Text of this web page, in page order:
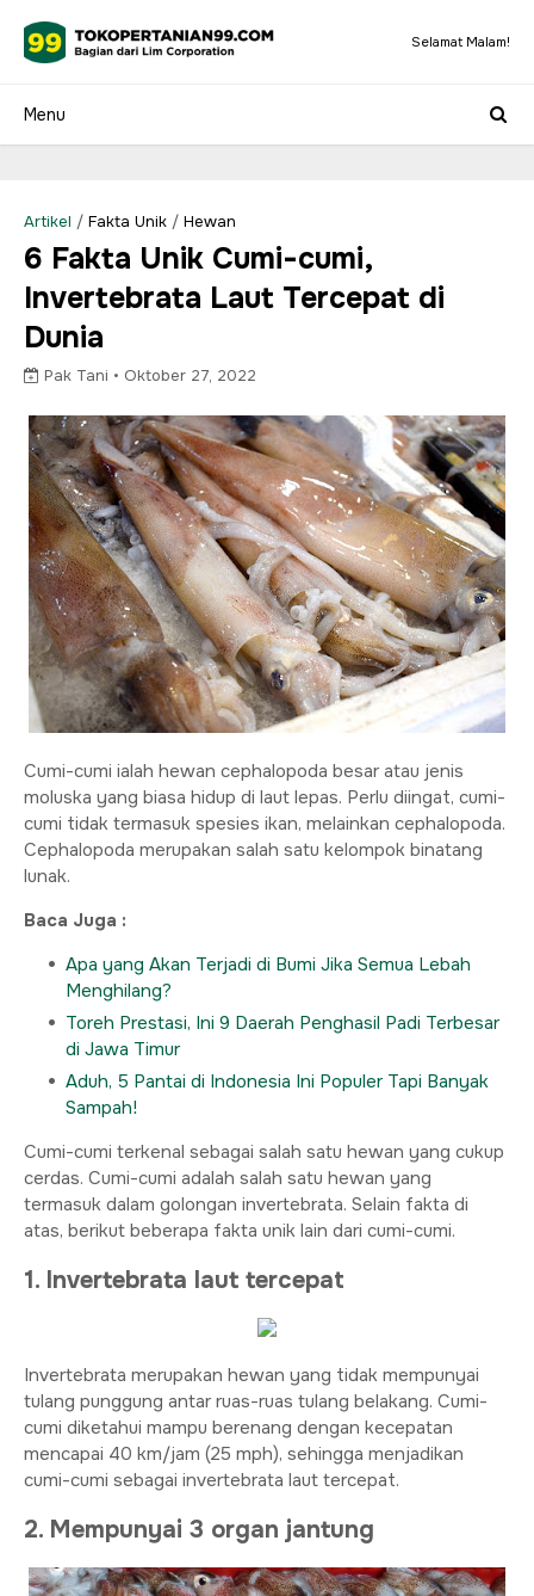
Selamat Malam!
Artikel / Fakta Unik / Hewan
6 Fakta Unik Cumi-cumi,
Invertebrata Laut Tercepat di
Dunia
Pak Tani • Oktober 27, 2022
Cumi-cumi ialah hewan cephalopoda besar atau jenis
moluska yang biasa hidup di laut lepas. Perlu diingat, cumi-
cumi tidak termasuk spesies ikan, melainkan cephalopoda.
Cephalopoda merupakan salah satu kelompok binatang
lunak.
Baca Juga :
Apa yang Akan Terjadi di Bumi Jika Semua Lebah
Menghilang?
Toreh Prestasi, Ini 9 Daerah Penghasil Padi Terbesar
di Jawa Timur
Aduh, 5 Pantai di Indonesia Ini Populer Tapi Banyak
Sampah!
Cumi-cumi terkenal sebagai salah satu hewan yang cukup
cerdas. Cumi-cumi adalah salah satu hewan yang
termasuk dalam golongan invertebrata. Selain fakta di
atas, berikut beberapa fakta unik lain dari cumi-cumi.
1. Invertebrata laut tercepat
Invertebrata merupakan hewan yang tidak mempunyai
tulang punggung antar ruas-ruas tulang belakang. Cumi-
cumi diketahui mampu berenang dengan kecepatan
mencapai 40 km/jam (25 mph), sehingga menjadikan
cumi-cumi sebagai invertebrata laut tercepat.
2. Mempunyai 3 organ jantung